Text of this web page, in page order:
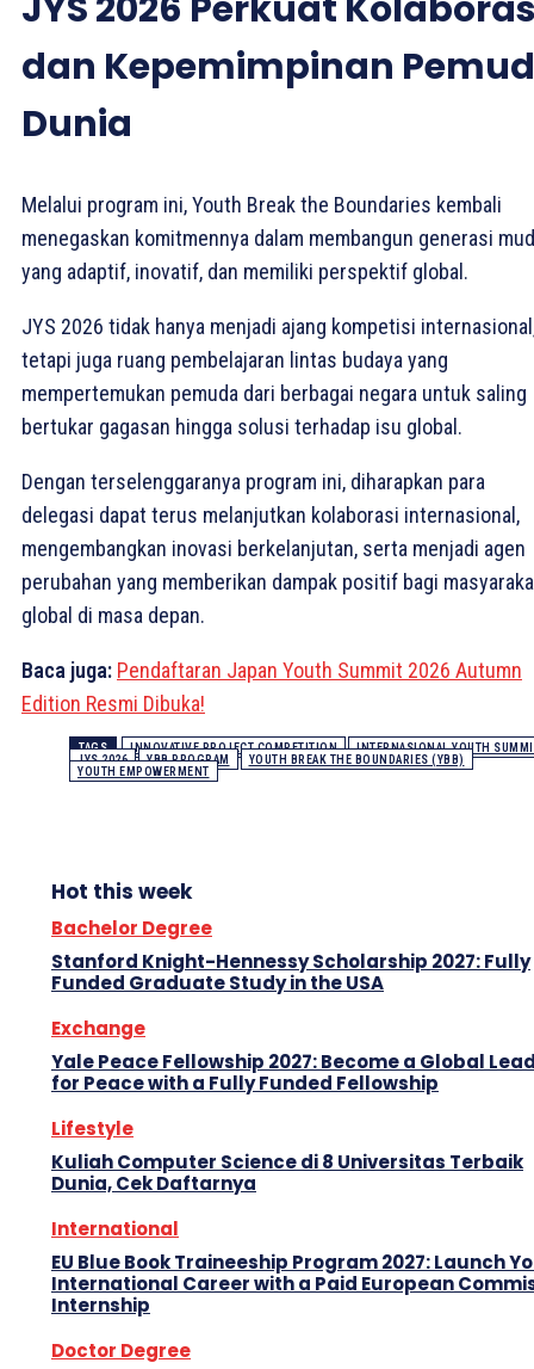
dan Kepemimpinan
Dunia
Melalui program ini, Youth Break the Boundaries kembali
menegaskan komitmennya dalam membangun generasi
yang adaptif, inovatif, dan memiliki perspektif global.
JYS 2026 tidak hanya menjadi ajang kompetisi
tetapi juga ruang pembelajaran lintas budaya yang
mempertemukan pemuda dari berbagai negara untuk saling
bertukar gagasan hingga solusi terhadap isu global.
Dengan terselenggaranya program ini, diharapkan para
delegasi dapat terus melanjutkan kolaborasi internasional,
mengembangkan inovasi berkelanjutan, serta menjadi agen
perubahan yang memberikan dampak positif bagi
global di masa depan.
Baca juga: Pendaftaran Japan Youth Summit 2026 Autumn
Edition Resmi Dibuka!
TAGS INNOVATIVE PROJECT COMPETITION
INTERNASIONAL YOUTH
JYS 2026
YBB PROGRAM
YOUTH BREAK THE BOUNDARIES (YBB)
YOUTH EMPOWERMENT
Hot this week
Bachelor Degree
Stanford Knight-Hennessy Scholarship 2027: Fully
Funded Graduate Study in the USA
Exchange
Yale Peace Fellowship 2027: Become a Global
for Peace with a Fully Funded Fellowship
Lifestyle
Kuliah Computer Science di 8 Universitas Terbaik
Dunia, Cek Daftarnya
International
EU Blue Book Traineeship Program 2027: Launch
International Career with a Paid European
Internship
Doctor Degree